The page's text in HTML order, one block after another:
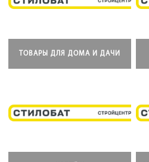
ТОВАРЫ ДЛЯ ДОМА И ДАЧИ